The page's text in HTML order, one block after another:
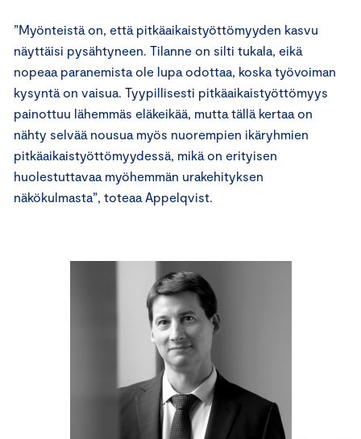
”Myönteistä on, että pitkäaikaistyöttömyyden kasvu
näyttäisi pysähtyneen. Tilanne on silti tukala, eikä
nopeaa paranemista ole lupa odottaa, koska työvoiman
kysyntä on vaisua. Tyypillisesti pitkäaikaistyöttömyys
painottuu lähemmäs eläkeikää, mutta tällä kertaa on
nähty selvää nousua myös nuorempien ikäryhmien
pitkäaikaistyöttömyydessä, mikä on erityisen
huolestuttavaa myöhemmän urakehityksen
näkökulmasta”, toteaa Appelqvist.